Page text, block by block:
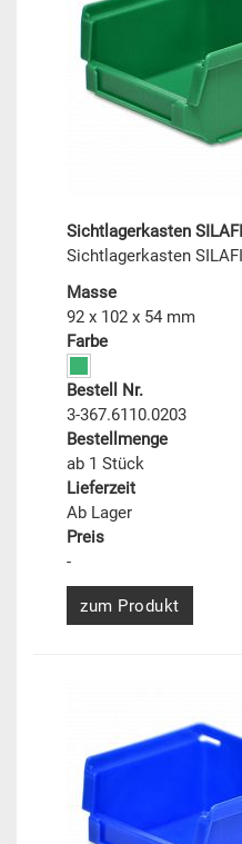
Sichtlagerkasten
Sichtlagerkasten
Masse
92 x 102 x 54 mm
Farbe
Bestell Nr.
3-367.6110.0203
Bestellmenge
ab 1 Stück
Lieferzeit
Ab Lager
Preis
-
zum Produkt